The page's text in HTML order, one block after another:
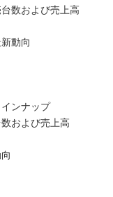
数および売上高
動向
ンナップ
および売上高